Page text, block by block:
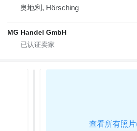
奥地利, Hörsching
MG Handel GmbH